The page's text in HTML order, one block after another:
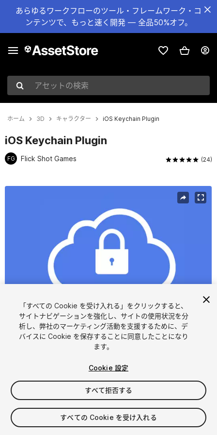
あらゆるワークフローのツール・フレームワーク・コ
ンテンツで、もっと速く開発 — 全品50%オフ。
アセットの検索
ホーム 3D キャラクター iOS Keychain Plugin
iOS Keychain Plugin
FG Flick Shot Games (24)
1/2
$15
「すべての Cookie を受け入れる」をクリックすると、
サイトナビゲーションを強化し、サイトの使用状況を分
析し、弊社のマーケティング活動を支援するために、デ
バイスに Cookie を保存することに同意したことになり
ます。
Cookie 設定
すべて拒否する
すべての Cookie を受け入れる